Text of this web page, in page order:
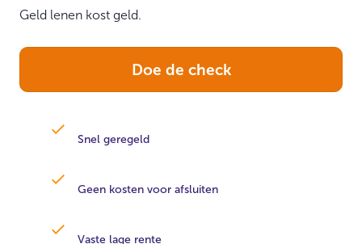
Geld lenen kost geld.
Doe de check
Snel geregeld
Geen kosten voor afsluiten
Vaste lage rente